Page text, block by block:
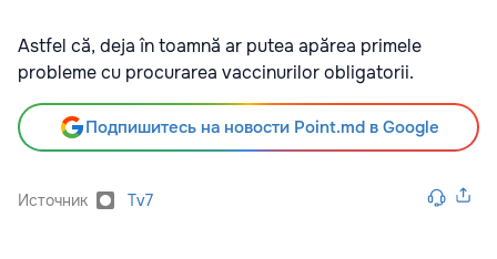
Astfel că, deja în toamnă ar putea apărea primele
probleme cu procurarea vaccinurilor obligatorii.
Подпишитесь на новости Point.md в Google
Источник Tv7